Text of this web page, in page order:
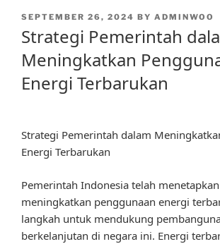
POSTED
SEPTEMBER 26, 2024 BY ADMINWOO
Strategi Pemerintah
Meningkatkan
Energi Terbarukan
Strategi Pemerintah dalam
Energi Terbarukan
Pemerintah Indonesia telah
meningkatkan penggunaan energi
langkah untuk mendukung
berkelanjutan di negara ini. Energi